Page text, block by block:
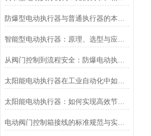
太阳能电动执行器：如何实现高效节能的自动化控制？